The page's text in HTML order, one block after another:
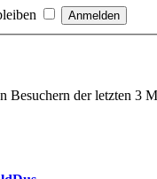
Besuchern der letzten 3